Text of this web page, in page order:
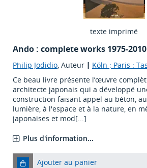
texte imprimé
Ando : complete works 1975-2010
Philip Jodidio, Auteur | Köln ; Paris :
Ce beau livre présente l’œuvre
architecte japonais qui a développé
construction faisant appel au béton,
lumière, à l'espace et à la nature, en
japonaises et mod[...]
Plus d'information...
Ajouter au panier